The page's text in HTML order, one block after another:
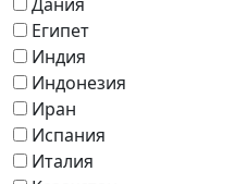
Египет
Индия
Индонезия
Иран
Испания
Италия